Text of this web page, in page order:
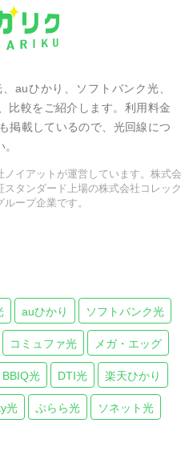
auひかり、ソフトバンク光、
比較をご紹介します。利用料金
掲載しているので、光回線につ
ノイアットが運営しています。株式会
スタンダード上場の株式会社コレック
ープ企業です。
auひかり ソフトバンク光
コミュファ光 メガ・エッグ
BBIQ光 DTI光 楽天ひかり
光 ぷらら光 ソネット光